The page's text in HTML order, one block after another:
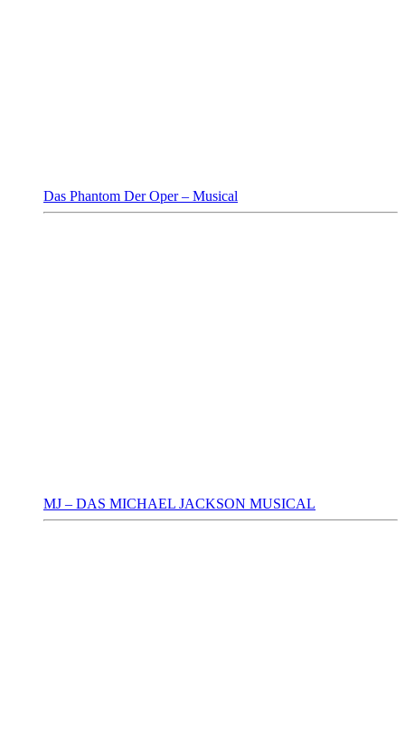
Das Phantom Der Oper – Musical
MJ – DAS MICHAEL JACKSON MUSICAL